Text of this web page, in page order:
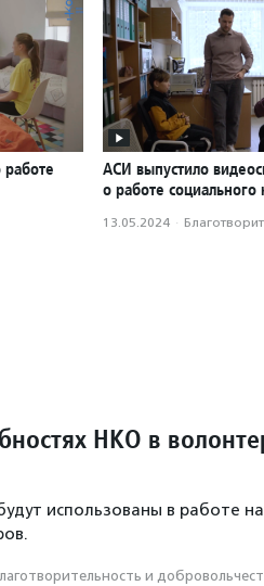
АСИ выпустило
о работе социального
13.05.2024 ·
НКО в
использованы в работе
и